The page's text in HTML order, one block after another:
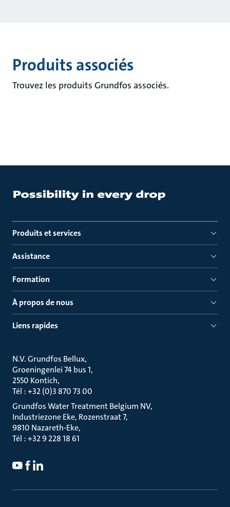
Produits associés
Trouvez les produits Grundfos associés.
Produits et services
Assistance
Formation
À propos de nous
Liens rapides
N.V. Grundfos Bellux
Groeningenlei 74 bus 1
2550 Kontich
Tél : +32 (0)3 870 73 00
Grundfos Water Treatment Belgium NV
Industriezone Eke, Rozenstraat 7
9810 Nazareth-Eke
Tél : +32 9 228 18 61